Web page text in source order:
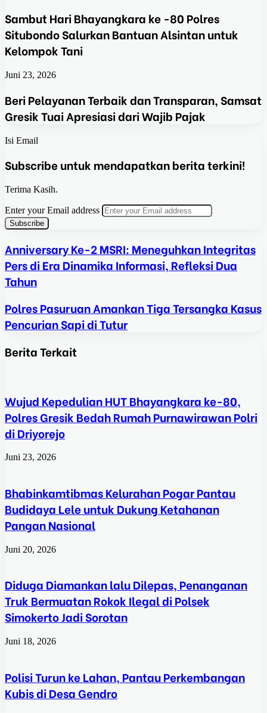
Sambut Hari Bhayangkara ke -80 Polres
Situbondo Salurkan Bantuan Alsintan untuk
Kelompok Tani
Juni 23, 2026
Beri Pelayanan Terbaik dan Transparan, Samsat
Gresik Tuai Apresiasi dari Wajib Pajak
Isi Email
Subscribe untuk mendapatkan berita terkini!
Terima Kasih.
Enter your Email address
Anniversary Ke-2 MSRI: Meneguhkan Integritas
Pers di Era Dinamika Informasi, Refleksi Dua
Tahun
Polres Pasuruan Amankan Tiga Tersangka Kasus
Pencurian Sapi di Tutur
Berita Terkait
Wujud Kepedulian HUT Bhayangkara ke-80,
Polres Gresik Bedah Rumah Purnawirawan Polri
di Driyorejo
Juni 23, 2026
Bhabinkamtibmas Kelurahan Pogar Pantau
Budidaya Lele untuk Dukung Ketahanan
Pangan Nasional
Juni 20, 2026
Diduga Diamankan lalu Dilepas, Penanganan
Truk Bermuatan Rokok Ilegal di Polsek
Simokerto Jadi Sorotan
Juni 18, 2026
Polisi Turun ke Lahan, Pantau Perkembangan
Kubis di Desa Gendro